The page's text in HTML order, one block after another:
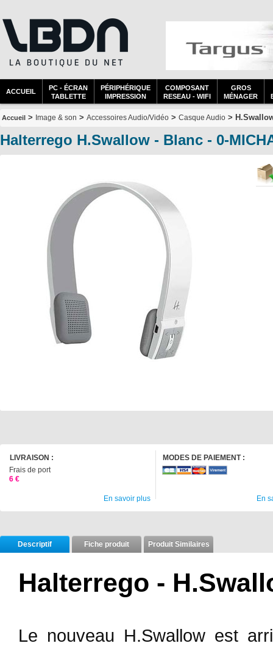
ACCUEIL
PC - ÉCRAN
TABLETTE
PÉRIPHÉRIQUE
IMPRESSION
COMPOSANT
RESEAU - WIFI
GROS
MÉNAGER
Accueil > Image & son > Accessoires Audio/Vidéo > Casque Audio >
Halterrego H.Swallow - Blanc - 0-
LIVRAISON :
Frais de port
6 €
En savoir plus
MODES DE PAIEMENT :
En
Descriptif Fiche produit Produit Similaires
Halterrego -
Le nouveau H.Swallow est